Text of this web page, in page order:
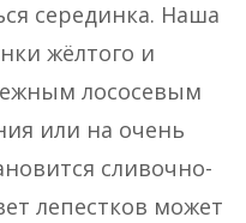
серединка. Наша
жёлтого и
лососевым
или на очень
сливочно-
лепестков может